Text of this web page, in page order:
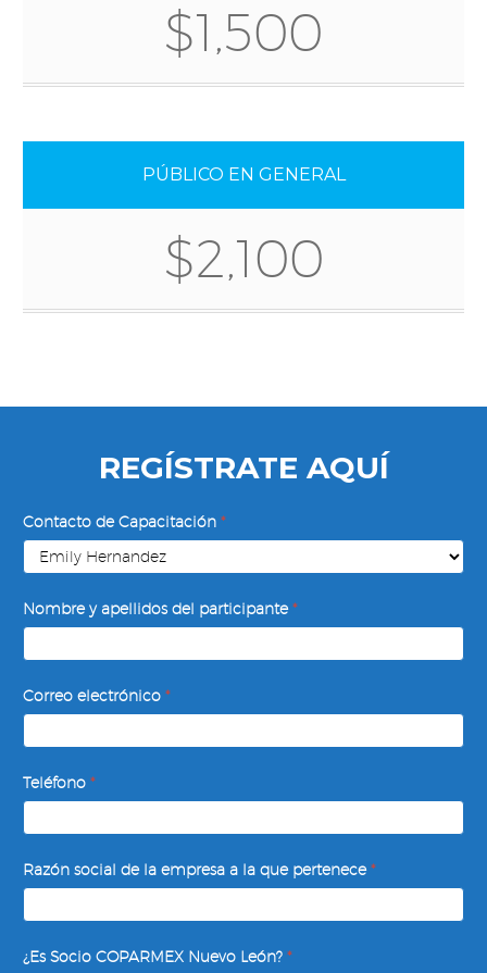
$1,500
PÚBLICO EN GENERAL
$2,100
REGÍSTRATE AQUÍ
Liderazgo
Situacional
Contacto de Capacitación *
Nombre y apellidos del participante*
Correo electrónico *
Teléfono *
Razón social de la empresa a la que pertenece*
¿Es Socio COPARMEX Nuevo León? *